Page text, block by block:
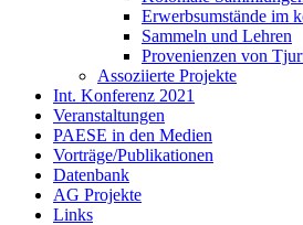
Erwerbsumstände im
Sammeln und Lehren
Provenienzen von
Assoziierte Projekte
Int. Konferenz 2021
Veranstaltungen
PAESE in den Medien
Vorträge/Publikationen
Datenbank
AG Projekte
Links